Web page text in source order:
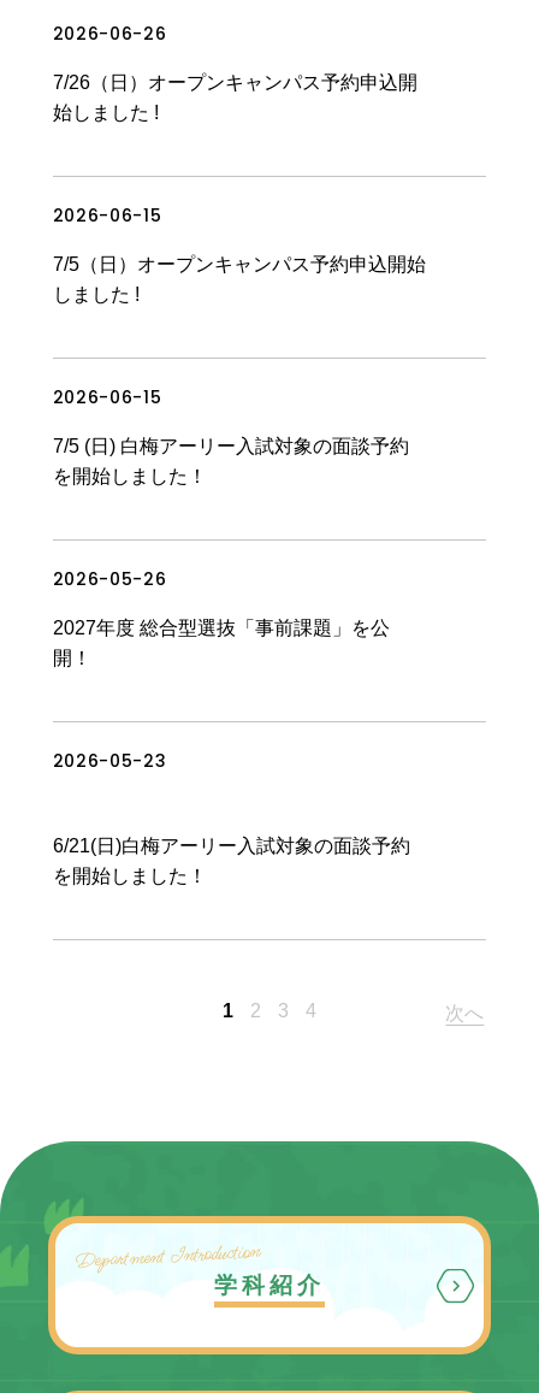
2026-06-26
7/26（日）オープンキャンパス予約申込開
始しました !
2026-06-15
7/5（日）オープンキャンパス予約申込開始
しました !
2026-06-15
7/5 (日) 白梅アーリー入試対象の面談予約
を開始しました！
2026-05-26
2027年度 総合型選抜「事前課題」を公
開！
2026-05-23
6/21(日)白梅アーリー入試対象の面談予約
を開始しました！
1 2 3 4 次へ
Department Introduction
学科紹介